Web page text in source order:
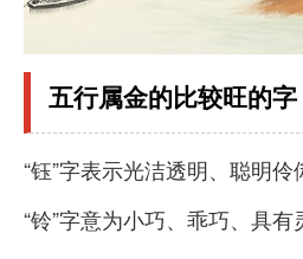
五行属金的比较旺的字
“钰”字表示光洁透明、聪明伶
“铃”字意为小巧、乖巧、具有